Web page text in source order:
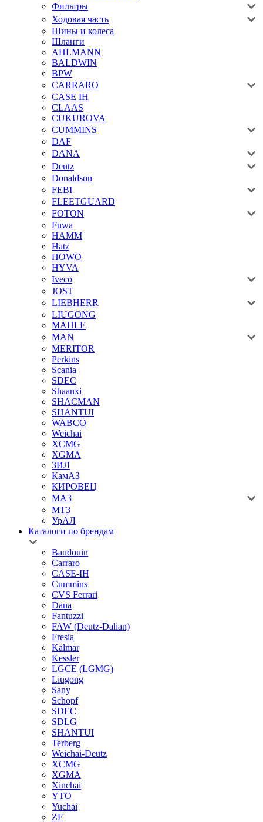
Фильтры
Ходовая часть
Шины и колеса
Шланги
AHLMANN
BALDWIN
BPW
CARRARO
CASE IH
CLAAS
CUKUROVA
CUMMINS
DAF
DANA
Deutz
Donaldson
FEBI
FLEETGUARD
FOTON
Fuwa
HAMM
Hatz
HOWO
HYVA
Iveco
JOST
LIEBHERR
LIUGONG
MAHLE
MAN
MERITOR
Perkins
Scania
SDEC
Shaanxi
SHACMAN
SHANTUI
WABCO
Weichai
XCMG
XGMA
ЗИЛ
КамАЗ
КИРОВЕЦ
МАЗ
МТЗ
УрАЛ
Каталоги по брендам
Baudouin
Carraro
CASE-IH
Cummins
CVS Ferrari
Dana
Fantuzzi
FAW (Deutz-Dalian)
Fresia
Kalmar
Kessler
LGCE (LGMG)
Liugong
Sany
Schopf
SDEC
SDLG
SHANTUI
Terberg
Weichai-Deutz
XCMG
XGMA
Xinchai
YTO
Yuchai
ZF